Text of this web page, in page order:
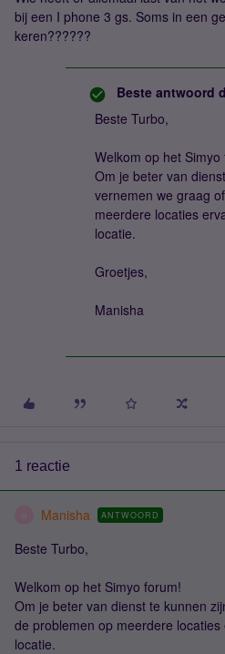
bij een I phone 3 gs. Soms in een
keren??????
Beste antwoord
Beste Turbo,
Welkom op het Simyo
Om je beter van
vernemen we graag
meerdere locaties
locatie.
Groetjes,
Manisha
1 reactie
Manisha ANTWOORD
Beste Turbo,
Welkom op het Simyo forum!
Om je beter van dienst te kunnen
de problemen op meerdere
locatie.